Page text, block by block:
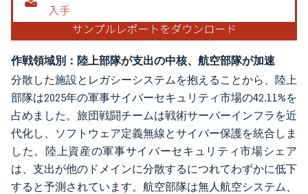
作戦領域別：陸上部隊が支出の中核、航空部隊が加速
分散した施設とレガシーシステムを抱えることから、陸上
部隊は2025年の軍事サイバーセキュリティ市場の42.11%を
占めました。旅団戦闘チームは戦術サーバーインフラを近
代化し、ソフトウェア定義無線とサイバー保護を統合しま
した。陸上資産の軍事サイバーセキュリティ市場シェア
は、支出が他のドメインに分散するにつれてわずかに低下
すると予測されています。航空部隊は無人航空システム、